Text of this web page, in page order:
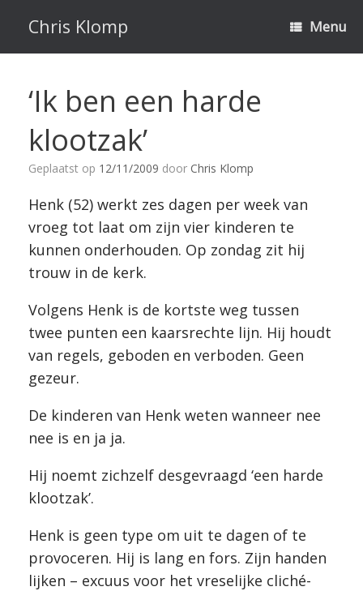
inhoud
Chris Klomp Menu
‘Ik ben een harde
klootzak’
Geplaatst op 12/11/2009 door Chris Klomp
Henk (52) werkt zes dagen per week van
vroeg tot laat om zijn vier kinderen te
kunnen onderhouden. Op zondag zit hij
trouw in de kerk.
Volgens Henk is de kortste weg tussen
twee punten een kaarsrechte lijn. Hij houdt
van regels, geboden en verboden. Geen
gezeur.
De kinderen van Henk weten wanneer nee
nee is en ja ja.
Hij noemt zichzelf desgevraagd ‘een harde
klootzak’.
Henk is geen type om uit te dagen of te
provoceren. Hij is lang en fors. Zijn handen
lijken – excuus voor het vreselijke cliché-